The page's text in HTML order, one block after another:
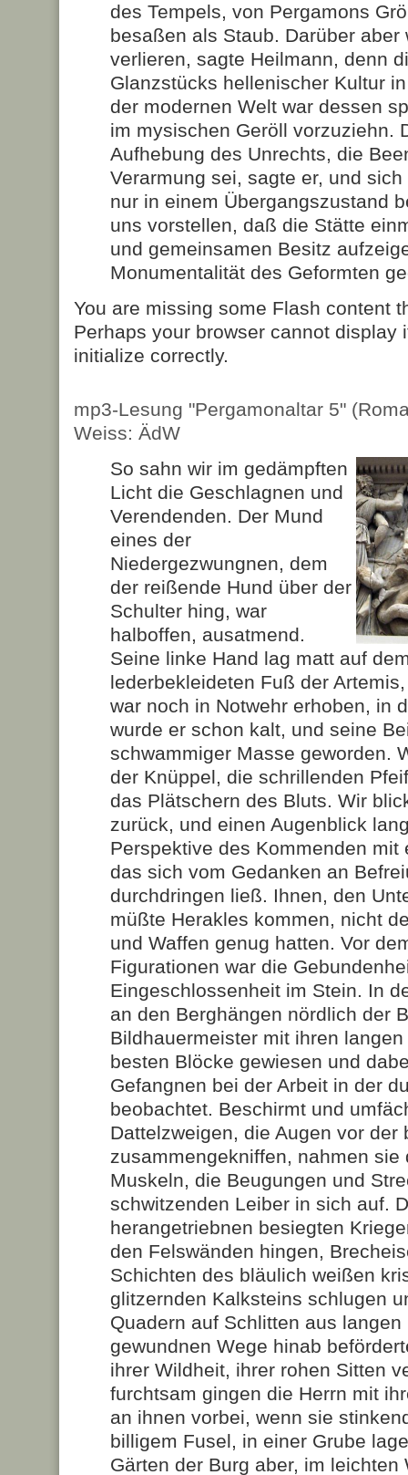
des Tempels, von Pergamons
besaßen als Staub. Darüber aber
verlieren, sagte Heilmann, denn
Glanzstücks hellenischer Kultur
der modernen Welt war dessen
im mysischen Geröll vorzuziehn.
Aufhebung des Unrechts, die
Verarmung sei, sagte er, und
nur in einem Übergangszustand
uns vorstellen, daß die Stätte
und gemeinsamen Besitz
Monumentalität des Geformten
You are missing some Flash content
Perhaps your browser cannot display
initialize correctly.
mp3-Lesung "Pergamonaltar 5"
Weiss: ÄdW
So sahn wir im gedämpften
Licht die Geschlagnen und
Verendenden. Der Mund
eines der
Niedergezwungnen, dem
der reißende Hund über der
Schulter hing, war
halboffen, ausatmend.
Seine linke Hand lag matt auf
lederbekleideten Fuß der
war noch in Notwehr erhoben, in
wurde er schon kalt, und seine
schwammiger Masse geworden.
der Knüppel, die schrillenden
das Plätschern des Bluts. Wir
zurück, und einen Augenblick
Perspektive des Kommenden mit
das sich vom Gedanken an
durchdringen ließ. Ihnen, den
müßte Herakles kommen, nicht
und Waffen genug hatten. Vor
Figurationen war die
Eingeschlossenheit im Stein. In
an den Berghängen nördlich der
Bildhauermeister mit ihren
besten Blöcke gewiesen und
Gefangnen bei der Arbeit in der
beobachtet. Beschirmt und
Dattelzweigen, die Augen vor der
zusammengekniffen, nahmen sie
Muskeln, die Beugungen und
schwitzenden Leiber in sich auf.
herangetriebnen besiegten
den Felswänden hingen,
Schichten des bläulich weißen
glitzernden Kalksteins schlugen
Quadern auf Schlitten aus langen
gewundnen Wege hinab
ihrer Wildheit, ihrer rohen Sitten
furchtsam gingen die Herrn mit
an ihnen vorbei, wenn sie
billigem Fusel, in einer Grube
Gärten der Burg aber, im leichten